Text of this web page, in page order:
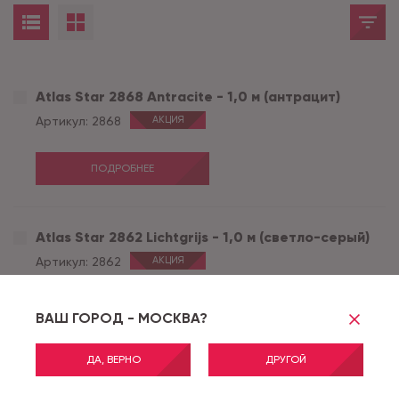
ВАШ ГОРОД - МОСКВА?
ДА, ВЕРНО ДРУГОЙ
Atlas Star 2868 Antracite - 1,0 м (антрацит)
Артикул: 2868 АКЦИЯ
ПОДРОБНЕЕ
Atlas Star 2862 Lichtgrijs - 1,0 м (светло-серый)
Артикул: 2862 АКЦИЯ
Atlas Star 2862 Lichtgrijs - 2,0 м (светло-серый)